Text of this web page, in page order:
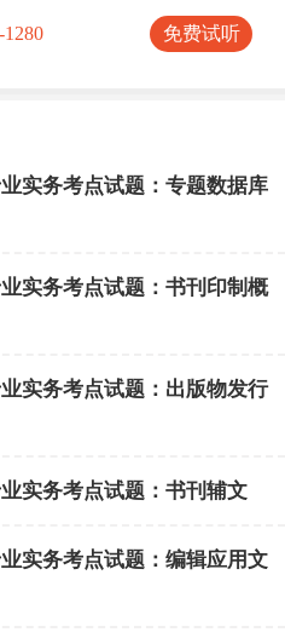
1280 免费试听
实务考点试题：专题数据库
实务考点试题：书刊印制概
实务考点试题：出版物发行
实务考点试题：书刊辅文
实务考点试题：编辑应用文